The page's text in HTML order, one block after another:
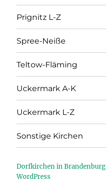
Prignitz L-Z
Spree-Neiße
Teltow-Fläming
Uckermark A-K
Uckermark L-Z
Sonstige Kirchen
Dorfkirchen in Brandenburg
WordPress